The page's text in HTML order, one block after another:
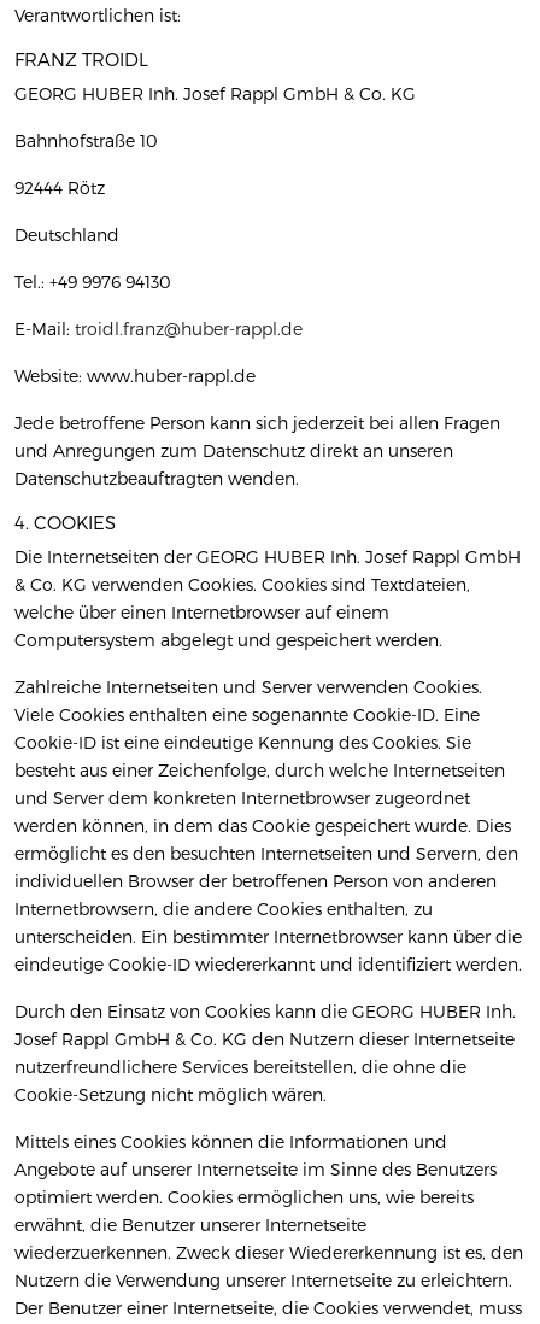
Verantwortlichen ist:
FRANZ TROIDL
GEORG HUBER Inh. Josef Rappl GmbH & Co. KG
Bahnhofstraße 10
92444 Rötz
Deutschland
Tel.: +49 9976 94130
E-Mail: troidl.franz@huber-rappl.de
Website: www.huber-rappl.de
Jede betroffene Person kann sich jederzeit bei allen Fragen
und Anregungen zum Datenschutz direkt an unseren
Datenschutzbeauftragten wenden.
4. COOKIES
Die Internetseiten der GEORG HUBER Inh. Josef Rappl GmbH
& Co. KG verwenden Cookies. Cookies sind Textdateien,
welche über einen Internetbrowser auf einem
Computersystem abgelegt und gespeichert werden.
Zahlreiche Internetseiten und Server verwenden Cookies.
Viele Cookies enthalten eine sogenannte Cookie-ID. Eine
Cookie-ID ist eine eindeutige Kennung des Cookies. Sie
besteht aus einer Zeichenfolge, durch welche Internetseiten
und Server dem konkreten Internetbrowser zugeordnet
werden können, in dem das Cookie gespeichert wurde. Dies
ermöglicht es den besuchten Internetseiten und Servern, den
individuellen Browser der betroffenen Person von anderen
Internetbrowsern, die andere Cookies enthalten, zu
unterscheiden. Ein bestimmter Internetbrowser kann über die
eindeutige Cookie-ID wiedererkannt und identifiziert werden.
Durch den Einsatz von Cookies kann die GEORG HUBER Inh.
Josef Rappl GmbH & Co. KG den Nutzern dieser Internetseite
nutzerfreundlichere Services bereitstellen, die ohne die
Cookie-Setzung nicht möglich wären.
Mittels eines Cookies können die Informationen und
Angebote auf unserer Internetseite im Sinne des Benutzers
optimiert werden. Cookies ermöglichen uns, wie bereits
erwähnt, die Benutzer unserer Internetseite
wiederzuerkennen. Zweck dieser Wiedererkennung ist es, den
Nutzern die Verwendung unserer Internetseite zu erleichtern.
Der Benutzer einer Internetseite, die Cookies verwendet, muss